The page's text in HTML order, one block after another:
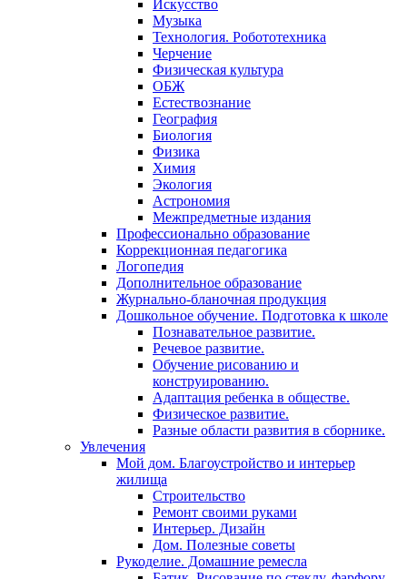
Искусство
Музыка
Технология. Робототехника
Черчение
Физическая культура
ОБЖ
Естествознание
География
Биология
Физика
Химия
Экология
Астрономия
Межпредметные издания
Профессионально образование
Коррекционная педагогика
Логопедия
Дополнительное образование
Журнально-бланочная продукция
Дошкольное обучение. Подготовка к школе
Познавательное развитие.
Речевое развитие.
Обучение рисованию и
конструированию.
Адаптация ребенка в обществе.
Физическое развитие.
Разные области развития в сборнике.
Увлечения
Мой дом. Благоустройство и интерьер
жилища
Строительство
Ремонт своими руками
Интерьер. Дизайн
Дом. Полезные советы
Рукоделие. Домашние ремесла